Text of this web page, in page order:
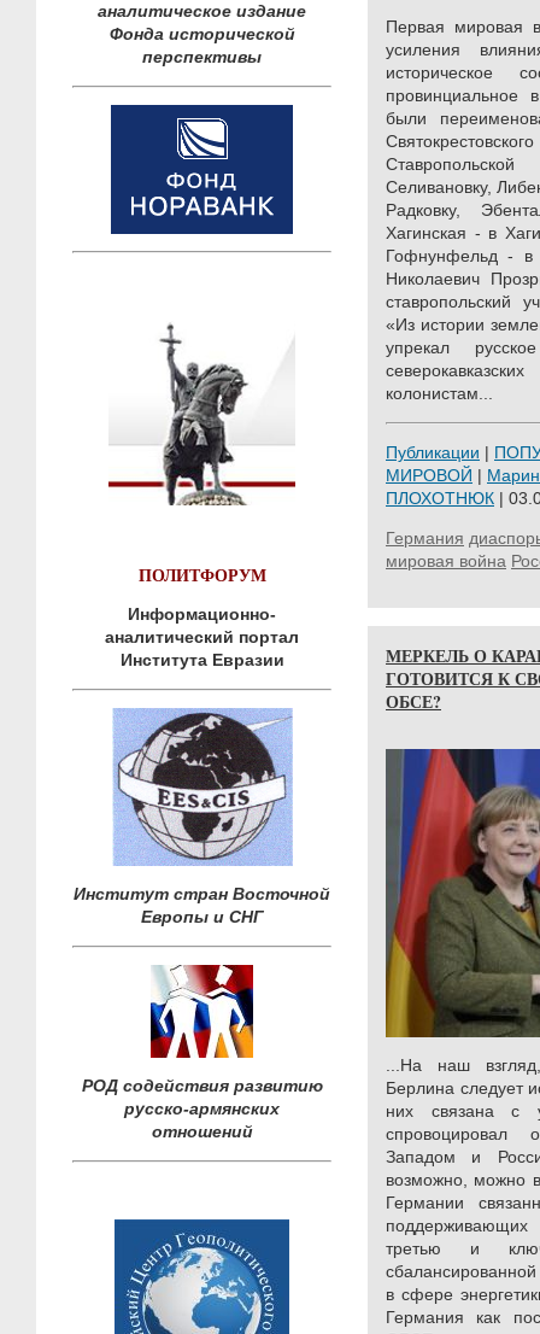
аналитическое издание
Фонда исторической
перспективы
ПОЛИТФОРУМ
Информационно-
аналитический портал
Института Евразии
Институт стран Восточной
Европы и СНГ
РОД содействия развитию
русско-армянских
отношений
Первая мировая
усиления
провинциальное
были
Селивановку,
Радковку,
Хагинская - в
Гофнунфельд - в
Николаевич
ставропольский
«Из истории
упрекал
колонистам...
Публикации |
МИРОВОЙ |
ПЛОХОТНЮК |
Германия
мировая война
МЕРКЕЛЬ О
ГОТОВИТСЯ К
ОБСЕ?
...На наш
Берлина следует
них связана с
спровоцировал
Западом и
возможно, можно
Германии
поддерживающих
третью и
в сфере
Германия как